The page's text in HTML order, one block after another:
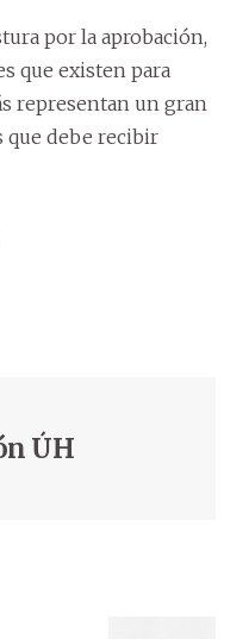
por la aprobación,
que existen para
representan un gran
que debe recibir
ÚH